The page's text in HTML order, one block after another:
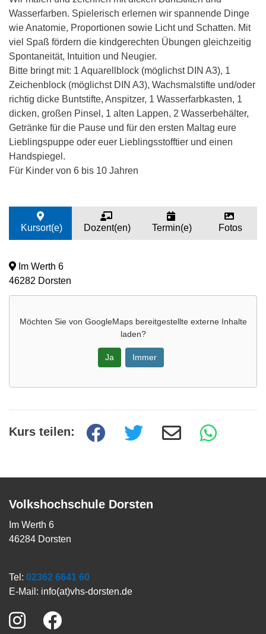
Wasserfarben. Spielerisch erlernen wir spannende Dinge
wie Anatomie, Proportionen sowie Licht und Schatten. Mit
viel Spaß fördern die kindgerechten Übungen gleichzeitig
Spontaneität, Intuition und Neugier.
Bitte bringt mit: 1 Aquarellblock (möglichst DIN A3), 1
Zeichenblock (möglichst DIN A3), Wachsmalstifte und/oder
richtig dicke Buntstifte, Anspitzer, 1 Wasserfarbkasten, 1
dicken, großen Pinsel, 1 alten Lappen, 2 Wasserbehälter,
Getränke für die Pause und für den ersten Maltag eure
Lieblingspuppe oder euer Lieblingsstofftier und einen
Handspiegel.
Für Kinder von 6 bis 10 Jahren
Kursort(e) Dozent(en) Termin(e) Fotos
Im Werth 6
46282 Dorsten
Möchten Sie von GoogleMapsbereitgestellte externe Inhalte
laden?
Ja Immer
Kurs teilen:
Volkshochschule Dorsten
Im Werth 6
46284 Dorsten
Tel: 02362 6641 60
E-Mail: info(at)vhs-dorsten.de